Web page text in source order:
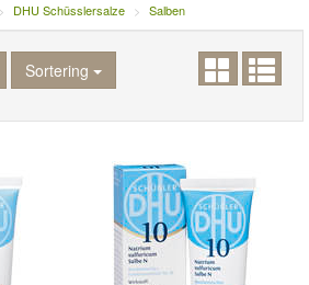
DHU Schüsslersalze Salben
Sortering